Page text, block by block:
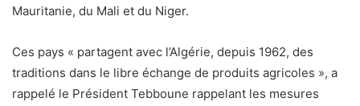
Mauritanie, du Mali et du Niger.
Ces pays « partagent avec l’Algérie, depuis 1962, des
traditions dans le libre échange de produits agricoles », a
rappelé le Président Tebboune rappelant les mesures